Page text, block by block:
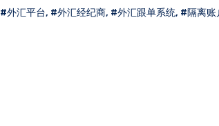
#外汇平台, #外汇经纪商, #外汇跟单系统, #隔离账